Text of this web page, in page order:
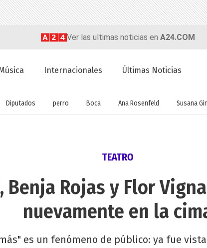
Ver las ultimas noticias en A24.COM
Internacionales Últimas Noticias
Diputados perro Boca Ana Rosenfeld Susana
TEATRO
Benja Rojas y Flor
nuevamente en la
es un fenómeno de público: ya fue